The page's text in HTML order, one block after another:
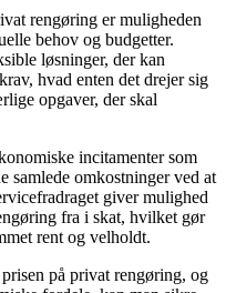
rengøring er muligheden
behov og budgetter.
løsninger, der kan
hvad enten det drejer sig
opgaver, der skal
incitamenter som
samlede omkostninger ved at
giver mulighed
fra i skat, hvilket gør
rent og velholdt.
på privat rengøring, og